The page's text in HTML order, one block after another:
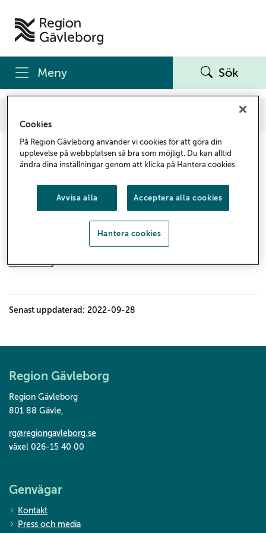
Meny Sök
För verksamma danskonstnärer
Stöd och bidrag
Region Gävleborg fördelar bidrag och ger stöd till
projekt inom film, hemslöjd, konst, litteratur, musik,
dans, crossmedia, bibliotek och läsfrämjande som
Stöd, bidrag, priser och stipendier inom Kultur
Gävleborg
Senast uppdaterad: 2022-09-28
Region Gävleborg
Region Gävleborg
801 88 Gävle,
rg@regiongavleborg.se
växel 026-15 40 00
Genvägar
Kontakt
Press och media
Cookies
På Region Gävleborg använder vi cookies för att göra din
upplevelse på webbplatsen så bra som möjligt. Du kan alltid
ändra dina inställningar genom att klicka på Hantera cookies.
Avvisa alla Acceptera alla cookies
Hantera cookies